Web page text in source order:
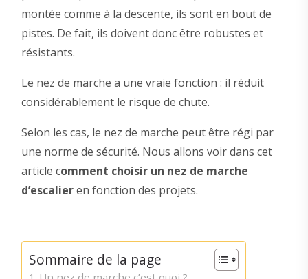
montée comme à la descente, ils sont en bout de
pistes. De fait, ils doivent donc être robustes et
résistants.
Le nez de marche a une vraie fonction : il réduit
considérablement le risque de chute.
Selon les cas, le nez de marche peut être régi par
une norme de sécurité. Nous allons voir dans cet
article comment choisir un nez de marche
d’escalieren fonction des projets.
Sommaire de la page